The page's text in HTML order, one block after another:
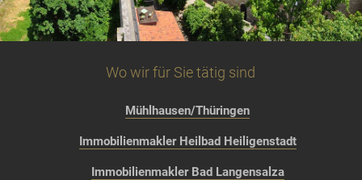
Wo wir für Sie tätig sind
Mühlhausen/Thüringen
Immobilienmakler Heilbad Heiligenstadt
Immobilienmakler Bad Langensalza